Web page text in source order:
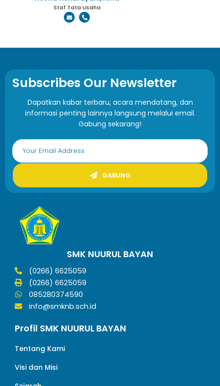
Staf Tata Usaha
Subscribes Our Newsletter
Dapatkan kabar terbaru, acara mendatang, dan
informasi penting lainnya langsung melalui email.
Gabung sekarang!
GABUNG
SMK NUURUL BAYAN
(0266) 6625059
(0266) 6625059
085280374590
info@smknb.sch.id
Profil SMK NUURUL BAYAN
Tentang Kami
Visi dan Misi